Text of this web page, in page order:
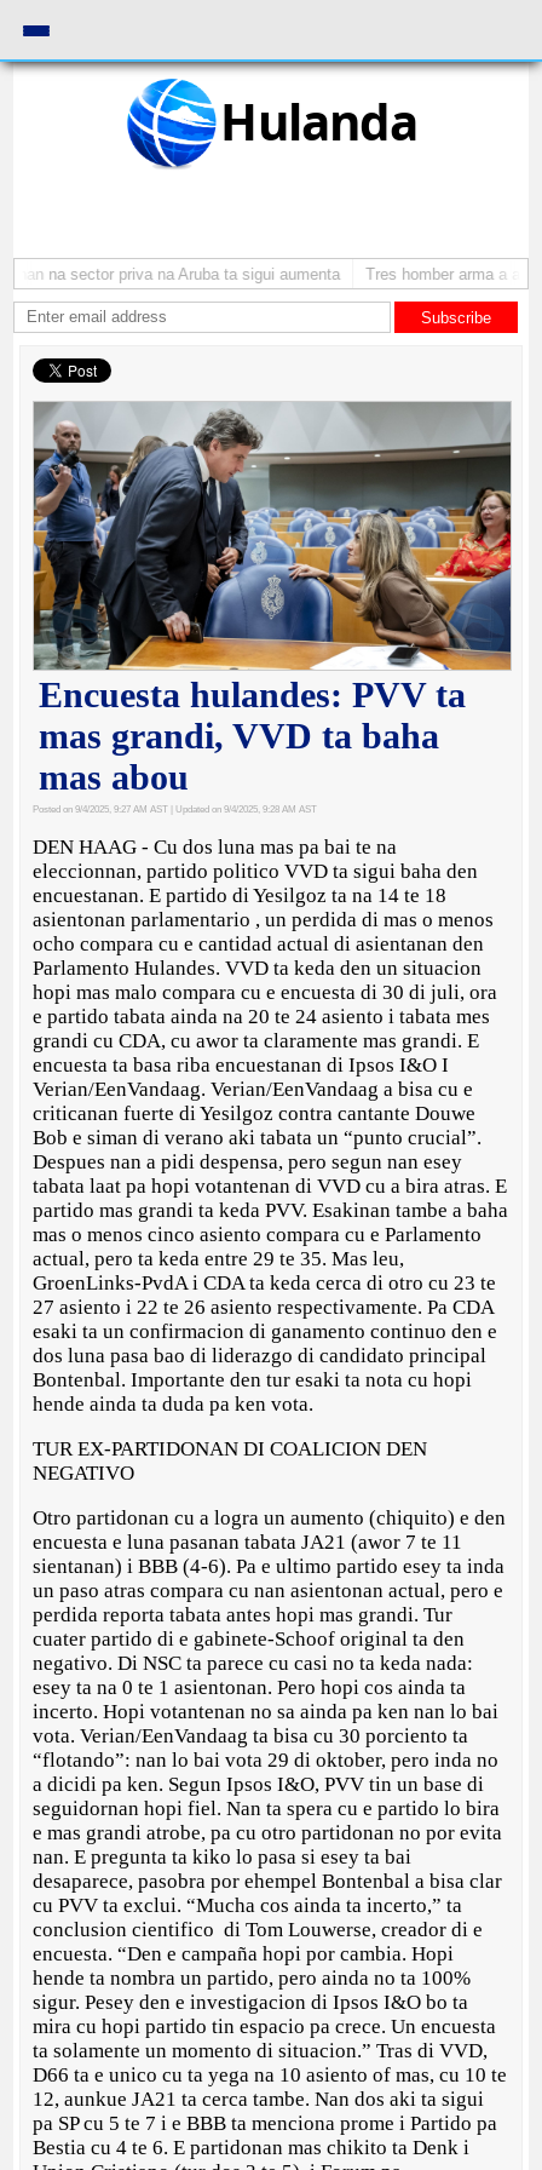
Hulanda
na sector priva na Aruba ta sigui aumenta Tres homber arma a
Subscribe
Encuesta hulandes: PVV ta
mas grandi, VVD ta baha
mas abou
Posted on 9/4/2025, 9:27 AM AST | Updated on 9/4/2025, 9:28 AM AST
DEN HAAG - Cu dos luna mas pa bai te na
eleccionnan, partido politico VVD ta sigui baha den
encuestanan. E partido di Yesilgoz ta na 14 te 18
asientonan parlamentario , un perdida di mas o menos
ocho compara cu e cantidad actual di asientanan den
Parlamento Hulandes. VVD ta keda den un situacion
hopi mas malo compara cu e encuesta di 30 di juli, ora
e partido tabata ainda na 20 te 24 asiento i tabata mes
grandi cu CDA, cu awor ta claramente mas grandi. E
encuesta ta basa riba encuestanan di Ipsos I&O I
Verian/EenVandaag. Verian/EenVandaag a bisa cu e
criticanan fuerte di Yesilgoz contra cantante Douwe
Bob e siman di verano aki tabata un “punto crucial”.
Despues nan a pidi despensa, pero segun nan esey
tabata laat pa hopi votantenan di VVD cu a bira atras. E
partido mas grandi ta keda PVV. Esakinan tambe a baha
mas o menos cinco asiento compara cu e Parlamento
actual, pero ta keda entre 29 te 35. Mas leu,
GroenLinks-PvdA i CDA ta keda cerca di otro cu 23 te
27 asiento i 22 te 26 asiento respectivamente. Pa CDA
esaki ta un confirmacion di ganamento continuo den e
dos luna pasa bao di liderazgo di candidato principal
Bontenbal. Importante den tur esaki ta nota cu hopi
hende ainda ta duda pa ken vota.
TUR EX-PARTIDONAN DI COALICION DEN
NEGATIVO
Otro partidonan cu a logra un aumento (chiquito) e den
encuesta e luna pasanan tabata JA21 (awor 7 te 11
sientanan) i BBB (4-6). Pa e ultimo partido esey ta inda
un paso atras compara cu nan asientonan actual, pero e
perdida reporta tabata antes hopi mas grandi. Tur
cuater partido di e gabinete-Schoof original ta den
negativo. Di NSC ta parece cu casi no ta keda nada:
esey ta na 0 te 1 asientonan. Pero hopi cos ainda ta
incerto. Hopi votantenan no sa ainda pa ken nan lo bai
vota. Verian/EenVandaag ta bisa cu 30 porciento ta
“flotando”: nan lo bai vota 29 di oktober, pero inda no
a dicidi pa ken. Segun Ipsos I&O, PVV tin un base di
seguidornan hopi fiel. Nan ta spera cu e partido lo bira
e mas grandi atrobe, pa cu otro partidonan no por evita
nan. E pregunta ta kiko lo pasa si esey ta bai
desaparece, pasobra por ehempel Bontenbal a bisa clar
cu PVV ta exclui. “Mucha cos ainda ta incerto,” ta
conclusion cientifico di Tom Louwerse, creador di e
encuesta. “Den e campaña hopi por cambia. Hopi
hende ta nombra un partido, pero ainda no ta 100%
sigur. Pesey den e investigacion di Ipsos I&O bo ta
mira cu hopi partido tin espacio pa crece. Un encuesta
ta solamente un momento di situacion.” Tras di VVD,
D66 ta e unico cu ta yega na 10 asiento of mas, cu 10 te
12, aunkue JA21 ta cerca tambe. Nan dos aki ta sigui
pa SP cu 5 te 7 i e BBB ta menciona prome i Partido pa
Bestia cu 4 te 6. E partidonan mas chikito ta Denk i